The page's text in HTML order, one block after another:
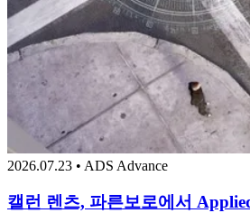
2026.07.23 • ADS Advance
캘런 렌츠, 파른보로에서